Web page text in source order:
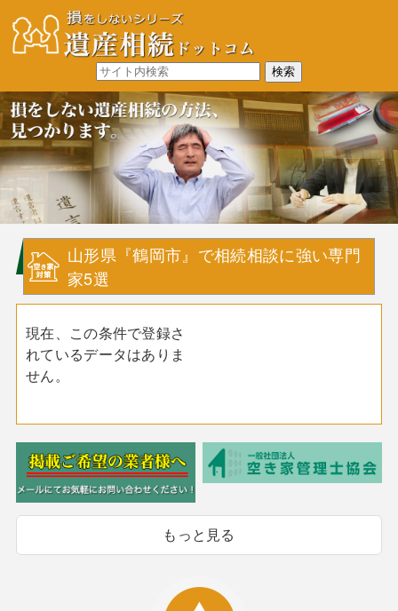
山形県『鶴岡市』で相続相談に強い専門
家5選
現在、この条件で登録さ
れているデータはありま
せん。
もっと見る